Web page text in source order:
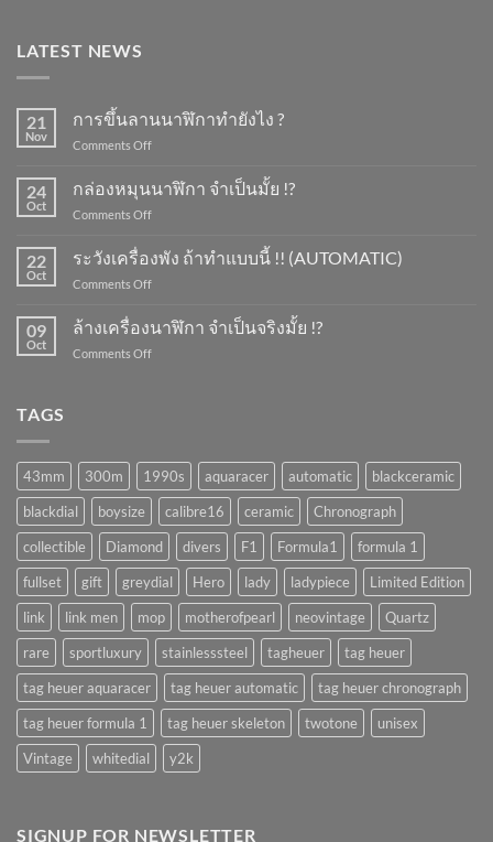
LATEST NEWS
21
Nov
การขึ้นลานนาฬิกาทำยังไง ?
Comments Offon
ลาน
นาฬิกา
ยัง
24
Oct
กล่องหมุนนาฬิกา จำเป็นมั้ย !?
Comments Offon
หมุน
นาฬิกา
จำเป็น
!?
22
Oct
ระวังเครื่องพัง ถ้าทำแบบนี้ !! (AUTOMATIC)
Comments Offon
เครื่อง
พัง
ถ้า
09
Oct
ล้างเครื่องนาฬิกา จำเป็นจริงมั้ย !?
Comments Offon
มั้ย
!?
TAGS
43mm 300m 1990s aquaracer automatic
blackceramic
blackdial
boysize calibre16 ceramic
Chronograph
collectible
Diamond divers F1 Formula1
formula 1
fullset
gift greydial Hero lady ladypiece
Limited Edition
link
link men mop motherofpearl neovintage
Quartz
rare
sportluxury stainlesssteel tagheuer
tag heuer
tag heuer aquaracer
tag heuer automatic
tag heuer chronograph
tag heuer formula 1
tag heuer skeleton twotone
unisex
Vintage
whitedial y2k
SIGNUP FOR NEWSLETTER